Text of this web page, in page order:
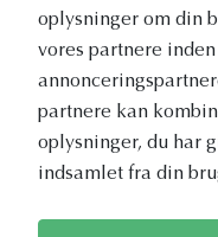
oplysninger om din
vores partnere
partnere kan
oplysninger, du har
indsamlet fra din